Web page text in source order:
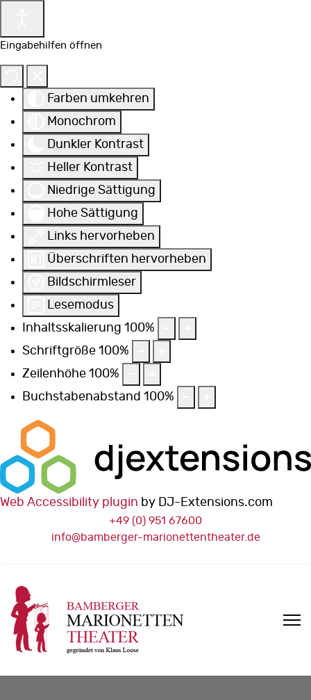
Eingabehilfen öffnen
Farben umkehren
Monochrom
Dunkler Kontrast
Heller Kontrast
Niedrige Sättigung
Hohe Sättigung
Links hervorheben
Überschriften hervorheben
Bildschirmleser
Lesemodus
Inhaltsskalierung 100%
Schriftgröße 100%
Zeilenhöhe 100%
Buchstabenabstand 100%
Web Accessibility plugin by DJ-Extensions.com
+49 (0) 951 67600
info@bamberger-marionettentheater.de